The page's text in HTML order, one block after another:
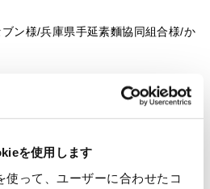
を使用します
使って、ユーザーに合わせたコ
ン様/兵庫県手延素麵協同組合様/か